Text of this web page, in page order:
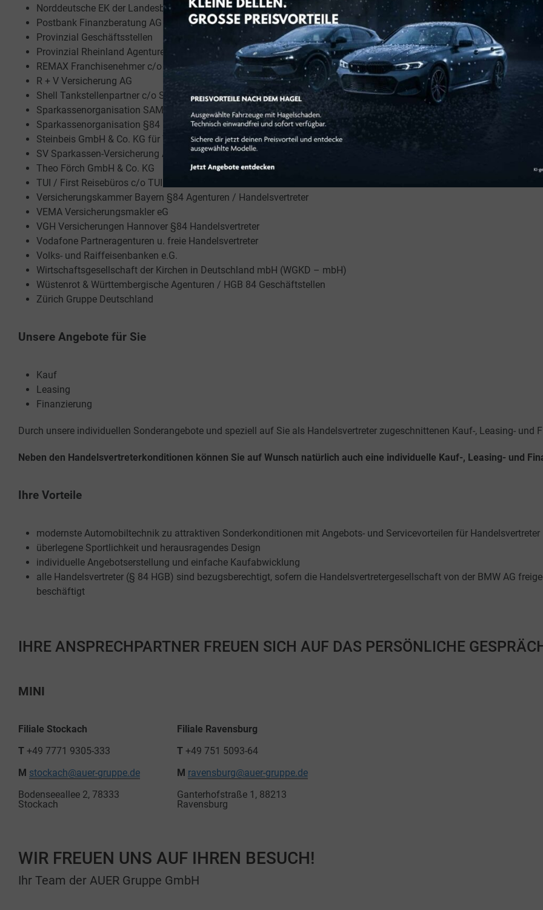
Norddeutsche EK der Landesbank Berlin AG u. d. Norddeutschen Landesbank Girozentrale Hannover
Postbank Finanzberatung AG §84
Provinzial Geschäftsstellen
Provinzial Rheinland Agenturen und HGB §84
REMAX Franchisenehmer c/o BFM Franchise GmbH
R + V Versicherung AG
Shell Tankstellenpartner c/o Shell Deutschland Oil GmbH
Sparkassenorganisation SAMMELNUMMER
Sparkassenorganisation §84 Handelsvertreter
Steinbeis GmbH & Co. KG für Technologietransfer
SV Sparkassen-Versicherung Agenturen und HGB 84
Theo Förch GmbH & Co. KG
TUI / First Reisebüros c/o TUI AG
Versicherungskammer Bayern §84 Agenturen / Handelsvertreter
VEMA Versicherungsmakler eG
VGH Versicherungen Hannover §84 Handelsvertreter
Vodafone Partneragenturen u. freie Handelsvertreter
Volks- und Raiffeisenbanken e.G.
Wirtschaftsgesellschaft der Kirchen in Deutschland mbH (WGKD – mbH)
Wüstenrot & Württembergische Agenturen / HGB 84 Geschäftstellen
Zürich Gruppe Deutschland
Unsere Angebote für Sie
Kauf
Leasing
Finanzierung
Durch unsere individuellen Sonderangebote und speziell auf Sie als Handelsvertreter zugeschnittenen Kauf-, Leasing-
Neben den Handelsvertreterkonditionen können Sie auf Wunsch natürlich auch eine individuelle Kauf-, Leasing- und
Ihre Vorteile
modernste Automobiltechnik zu attraktiven Sonderkonditionen mit Angebots- und Servicevorteilen für Handelsvertreter
überlegene Sportlichkeit und herausragendes Design
individuelle Angebotserstellung und einfache Kaufabwicklung
alle Handelsvertreter (§ 84 HGB) sind bezugsberechtigt, sofern die Handelsvertretergesellschaft von der BMW AG
beschäftigt
IHRE ANSPRECHPARTNER FREUEN SICH AUF DAS PERSÖNLICHE
MINI
Filiale Stockach
T +49 7771 9305-333
M stockach@auer-gruppe.de
Bodenseeallee 2, 78333
Stockach
Filiale Ravensburg
T+49 751 5093-64
M ravensburg@auer-gruppe.de
Ganterhofstraße 1, 88213
Ravensburg
WIR FREUEN UNS AUF IHREN BESUCH!
Ihr Team der AUER Gruppe GmbH